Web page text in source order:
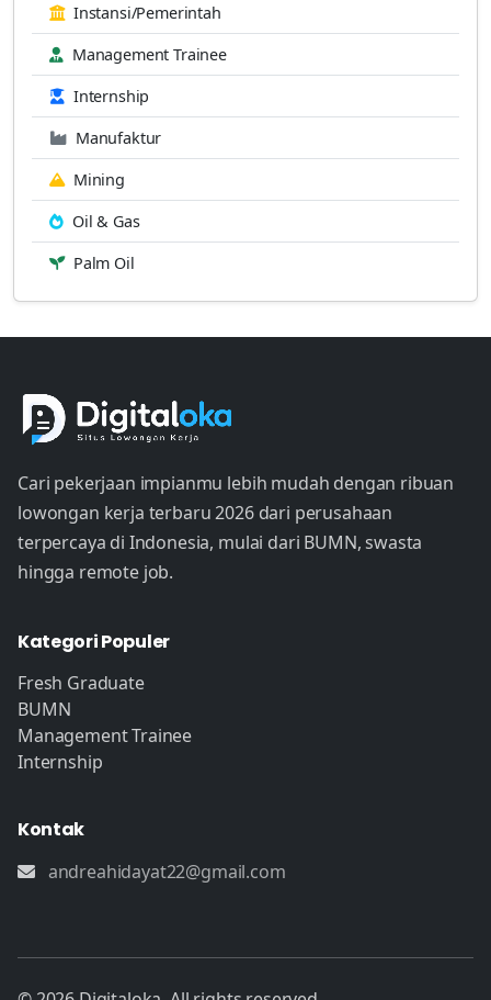
Instansi/Pemerintah
Management Trainee
Internship
Manufaktur
Mining
Oil & Gas
Palm Oil
Cari pekerjaan impianmu lebih mudah dengan ribuan
lowongan kerja terbaru 2026 dari perusahaan
terpercaya di Indonesia, mulai dari BUMN, swasta
hingga remote job.
Kategori Populer
Fresh Graduate
BUMN
Management Trainee
Internship
Kontak
andreahidayat22@gmail.com